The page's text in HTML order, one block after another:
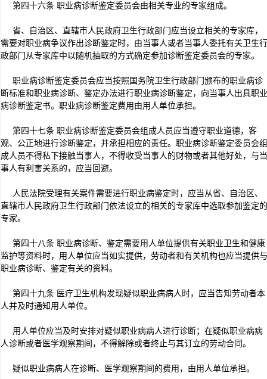
第四十六条 职业病诊断鉴定委员会由相关专业的专家组成。
省、自治区、直辖市人民政府卫生行政部门应当设立相关的专家库，
需要对职业病争议作出诊断鉴定时，由当事人或者当事人委托有关卫生行
政部门从专家库中以随机抽取的方式确定参加诊断鉴定委员会的专家。
职业病诊断鉴定委员会应当按照国务院卫生行政部门颁布的职业病诊
断标准和职业病诊断、鉴定办法进行职业病诊断鉴定，向当事人出具职业
病诊断鉴定书。职业病诊断鉴定费用由用人单位承担。
第四十七条 职业病诊断鉴定委员会组成人员应当遵守职业道德，客
观、公正地进行诊断鉴定，并承担相应的责任。职业病诊断鉴定委员会组
成人员不得私下接触当事人，不得收受当事人的财物或者其他好处，与当
事人有利害关系的，应当回避。
人民法院受理有关案件需要进行职业病鉴定时，应当从省、自治区、
直辖市人民政府卫生行政部门依法设立的相关的专家库中选取参加鉴定的
专家。
第四十八条 职业病诊断、鉴定需要用人单位提供有关职业卫生和健康
监护等资料时，用人单位应当如实提供，劳动者和有关机构也应当提供与
职业病诊断、鉴定有关的资料。
第四十九条 医疗卫生机构发现疑似职业病病人时，应当告知劳动者本
人并及时通知用人单位。
用人单位应当及时安排对疑似职业病病人进行诊断；在疑似职业病病
人诊断或者医学观察期间，不得解除或者终止与其订立的劳动合同。
疑似职业病病人在诊断、医学观察期间的费用，由用人单位承担。